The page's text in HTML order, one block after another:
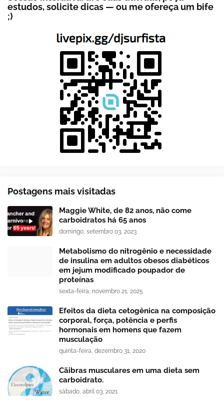
estudos, solicite dicas — ou me ofereça um bife
;)
Postagens mais visitadas
Maggie White, de 82 anos, não come
carboidratos há 65 anos
domingo, setembro 03, 2023
Metabolismo do nitrogênio e necessidade
de insulina em adultos obesos diabéticos
em jejum modificado poupador de
proteínas
sexta-feira, novembro 21, 2025
Efeitos da dieta cetogênica na composição
corporal, força, potência e perfis
hormonais em homens que fazem
musculação
quinta-feira, dezembro 31, 2020
Cãibras musculares em uma dieta sem
carboidrato.
sábado, abril 03, 2021